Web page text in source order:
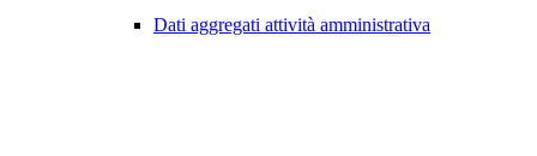
Dati aggregati attività amministrativa